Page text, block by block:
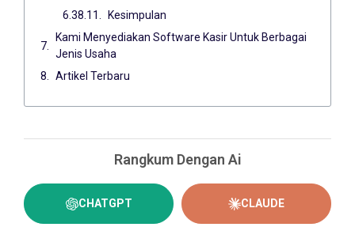
Kesimpulan
Kami Menyediakan Software Kasir Untuk Berbagai
Jenis Usaha
Artikel Terbaru
Rangkum Dengan Ai
CHATGPT CLAUDE